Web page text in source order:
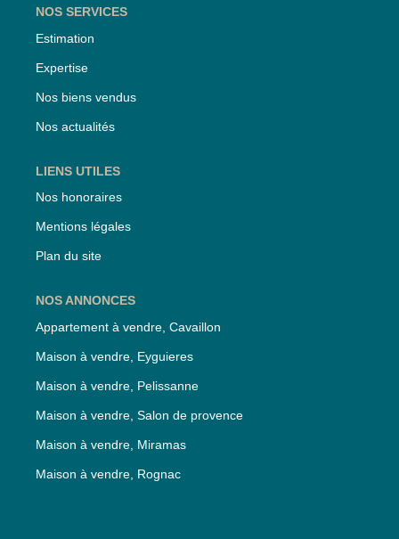
NOS SERVICES
Estimation
Expertise
Nos biens vendus
Nos actualités
LIENS UTILES
Nos honoraires
Mentions légales
Plan du site
NOS ANNONCES
Appartement à vendre, Cavaillon
Maison à vendre, Eyguieres
Maison à vendre, Pelissanne
Maison à vendre, Salon de provence
Maison à vendre, Miramas
Maison à vendre, Rognac